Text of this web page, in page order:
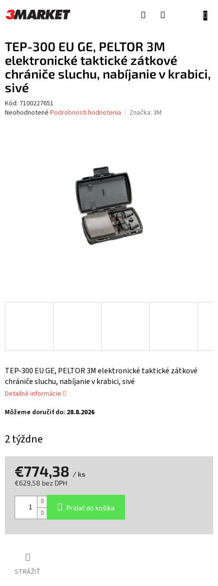
na
obsah
TEP-300 EU GE, PELTOR 3M
elektronické taktické zátkové
chrániče sluchu, nabíjanie v krabici,
sivé
Kód: 7100227651
Priemerné
Neohodnotené Podrobnosti hodnotenia Značka: 3M
2 týždne
Môžeme doručiť do: 28.8.2026
TEP-300 EU GE, PELTOR 3M elektronické taktické zátkové
chrániče sluchu, nabíjanie v krabici, sivé
Detailné informácie
STRÁŽIŤ
€774,38 / ks
€629,58 bez DPH
Pridať do košíka